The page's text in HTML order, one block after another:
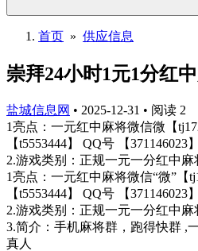
首页 » 供应信息
崇拜24小时1元1分红
盐城信息网 • 2025-12-31 • 阅读 2
1亮点：一元红中麻将微信微【
【t5553444】 QQ号 【
2.游戏类别：正规一元一分红中麻
1亮点：一元红中麻将微信“微”【
【t5553444】 QQ号 【
2.游戏类别：正规一元一分红中麻
3.简介：手机麻将群，跑得快群 ,
真人